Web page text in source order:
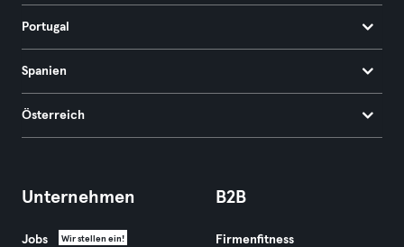
Portugal
Spanien
Österreich
Unternehmen
Jobs Wir stellen ein!
B2B
Firmenfitness